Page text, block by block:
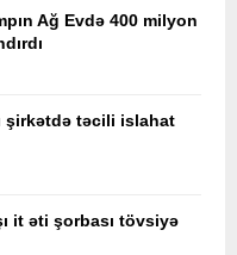
Ağ Evdə 400 milyon
şirkətdə təcili islahat
it əti şorbası tövsiyə